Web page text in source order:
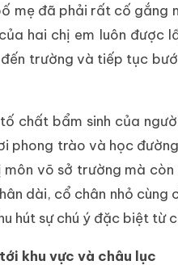
mẹ đã phải rất cố gắng
hai chị em luôn được
trường và tiếp tục
chất bẩm sinh của
phong trào và học
võ sở trường mà
dài, cổ chân nhỏ
hút sự chú ý đặc biệt từ
khu vực và châu lục